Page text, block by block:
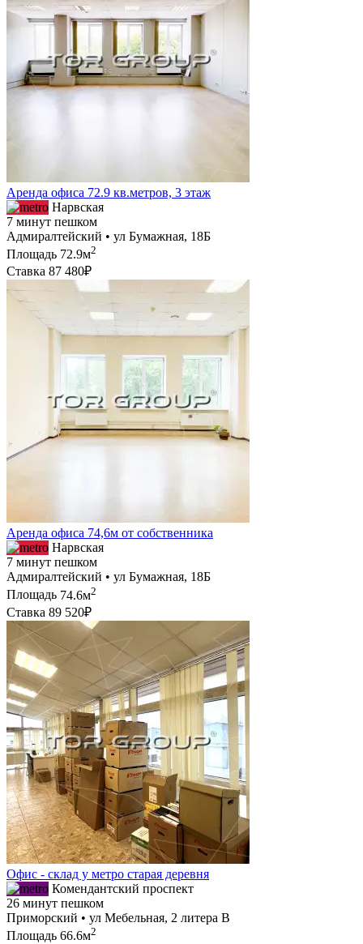
Аренда офиса 72.9 кв.метров, 3 этаж
Нарвская
7 минут пешком
Адмиралтейский • ул Бумажная, 18Б
Площадь 72.9м2
Ставка 87 480₽
Аренда офиса 74,6м от собственника
Нарвская
7 минут пешком
Адмиралтейский • ул Бумажная, 18Б
Площадь 74.6м2
Ставка 89 520₽
Офис - склад у метро старая деревня
Комендантский проспект
26 минут пешком
Приморский • ул Мебельная, 2 литера В
Площадь 66.6м2